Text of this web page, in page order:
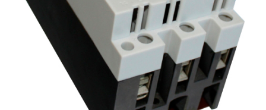
Ширмы
РЗА (шторы)
Штендеры
Щиты
диэлектрические